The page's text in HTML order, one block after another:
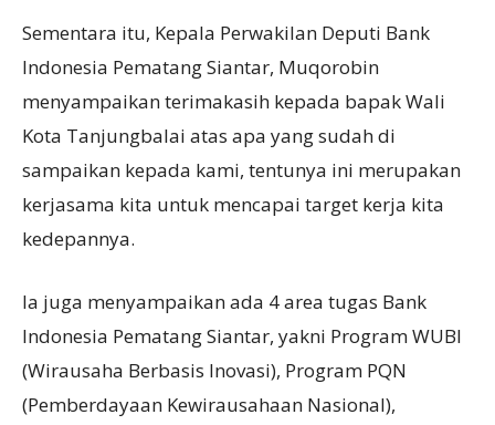
Sementara itu, Kepala Perwakilan Deputi Bank
Indonesia Pematang Siantar, Muqorobin
menyampaikan terimakasih kepada bapak Wali
Kota Tanjungbalai atas apa yang sudah di
sampaikan kepada kami, tentunya ini merupakan
kerjasama kita untuk mencapai target kerja kita
kedepannya.
Ia juga menyampaikan ada 4 area tugas Bank
Indonesia Pematang Siantar, yakni Program WUBI
(Wirausaha Berbasis Inovasi), Program PQN
(Pemberdayaan Kewirausahaan Nasional),